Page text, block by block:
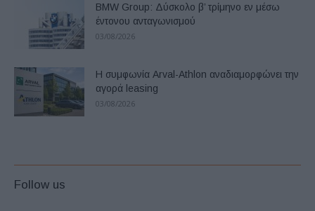
BMW Group: Δύσκολο β’ τρίμηνο εν μέσω
έντονου ανταγωνισμού
03/08/2026
Η συμφωνία Arval-Athlon αναδιαμορφώνει την
αγορά leasing
03/08/2026
Follow us